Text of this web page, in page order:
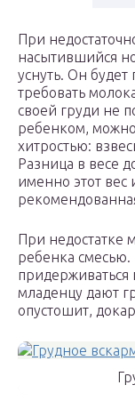
При
насытившийся
уснуть. Он
требовать
своей груди не
ребенком, можно
хитростью:
Разница в весе
именно этот вес
При недостатке
ребенка
придерживаться
младенцу дают
опустошит,